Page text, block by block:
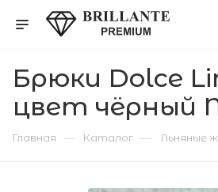
Брюки Dolce
цвет чёрный
Главная — Каталог — Льняные